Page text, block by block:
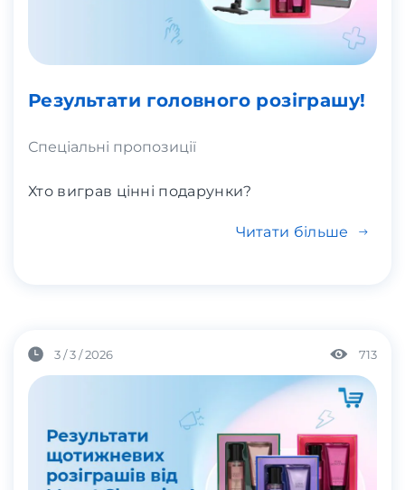
Результати головного розіграшу!
Спеціальні пропозиції
Хто виграв цінні подарунки?
Читати більше
3 / 3 / 2026 713